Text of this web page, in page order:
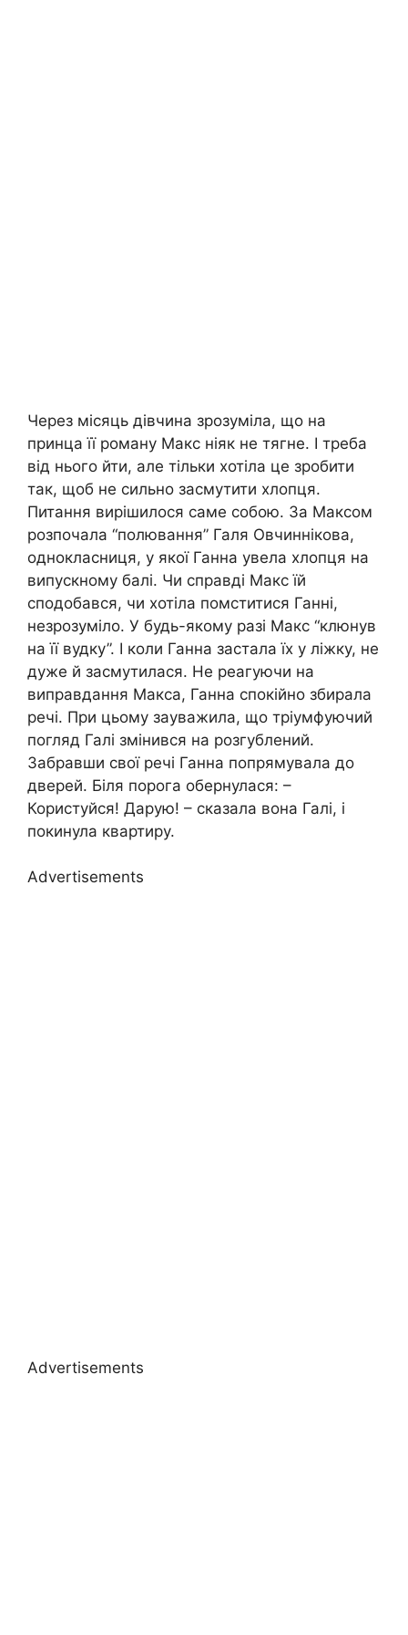
Через місяць дівчина зрозуміла, що на
принца її роману Макс ніяк не тягне. І треба
від нього йти, але тільки хотіла це зробити
так, щоб не сильно засмутити хлопця.
Питання вирішилося саме собою. За Максом
розпочала “полювання” Галя Овчиннікова,
однокласниця, у якої Ганна увела хлопця на
випускному балі. Чи справді Макс їй
сподобався, чи хотіла помститися Ганні,
незрозуміло. У будь-якому разі Макс “клюнув
на її вудку”. І коли Ганна застала їх у ліжку, не
дуже й засмутилася. Не реагуючи на
виправдання Макса, Ганна спокійно збирала
речі. При цьому зауважила, що тріумфуючий
погляд Галі змінився на розгублений.
Забравши свої речі Ганна попрямувала до
дверей. Біля порога обернулася: –
Користуйся! Дарую! – сказала вона Галі, і
покинула квартиру.
Advertisements
Advertisements